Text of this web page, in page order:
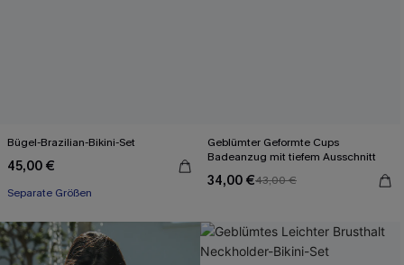
Bügel-Brazilian-Bikini-Set
45,00 €
Separate Größen
Geblümter Geformte Cups
Badeanzug mit tiefem Ausschnitt
34,00 €43,00 €